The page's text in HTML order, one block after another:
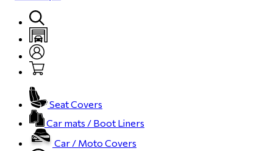
Seat Covers
Car mats / Boot Liners
Car / Moto Covers